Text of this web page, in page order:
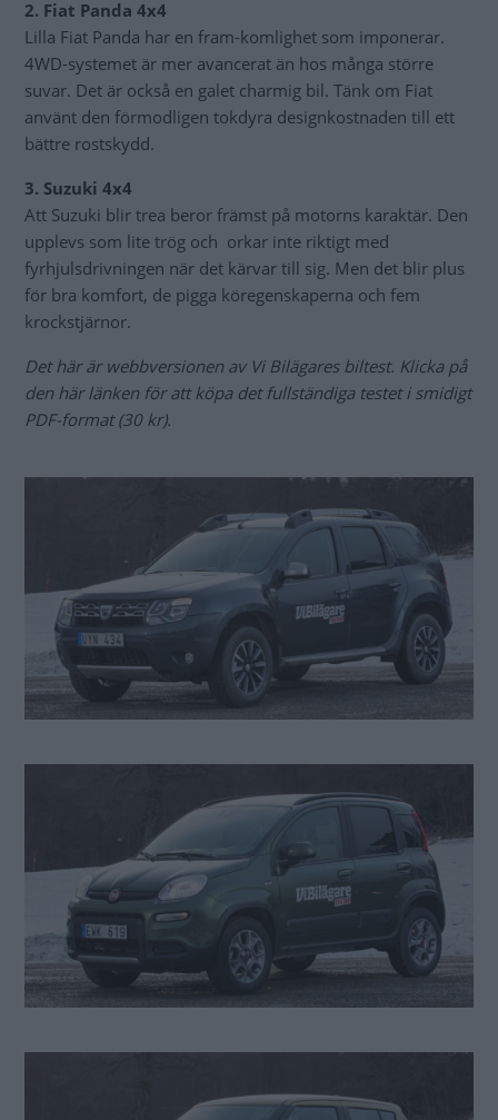
2. Fiat Panda 4x4
Lilla Fiat Panda har en fram-komlighet som imponerar.
4WD-systemet är mer avancerat än hos många större
suvar. Det är också en galet charmig bil. Tänk om Fiat
använt den förmodligen tokdyra designkostnaden till ett
bättre rostskydd.
3. Suzuki 4x4
Att Suzuki blir trea beror främst på motorns karaktär. Den
upplevs som lite trög och orkar inte riktigt med
fyrhjulsdrivningen när det kärvar till sig. Men det blir plus
för bra komfort, de pigga köregenskaperna och fem
krockstjärnor.
Det här är webbversionen av Vi Bilägares biltest. Klicka på
den här länken för att köpa det fullständiga testet i smidigt
PDF-format (30 kr).